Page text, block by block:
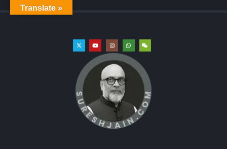
Translate »